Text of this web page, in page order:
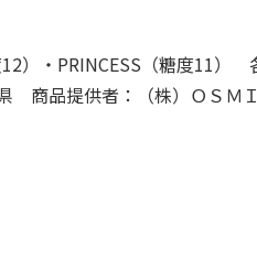
）・PRINCESS（糖度11）
商品提供者：（株）ＯＳＭ